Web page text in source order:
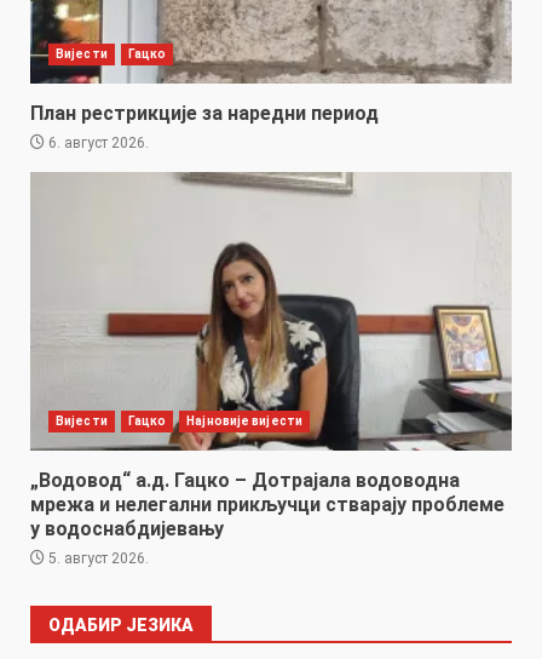
Вијести Гацко
План рестрикције за наредни период
6. август 2026.
Вијести Гацко Најновије вијести
„Водовод“ а.д. Гацко – Дотрајала водоводна
мрежа и нелегални прикључци стварају проблеме
у водоснабдијевању
5. август 2026.
ОДАБИР ЈЕЗИКА